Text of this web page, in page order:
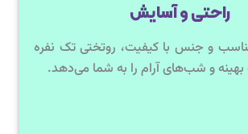
راحتی و آسایش
و جنس با کیفیت، روتختی تک نفره
و شب‌های آرام را به شما می‌دهد.